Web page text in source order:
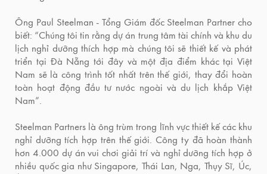
Ông Paul Steelman - Tổng Giám đốc Steelman Partner cho
biết: “Chúng tôi tin rằng dự án trung tâm tài chính và khu du
lịch nghỉ dưỡng thích hợp mà chúng tôi sẽ thiết kế và phát
triển tại Đà Nẵng tới đây và một địa điểm khác tại Việt
Nam sẽ là công trình tốt nhất trên thế giới, thay đổi hoàn
toàn hoạt động đầu tư nước ngoài và du lịch khắp Việt
Nam”.
Steelman Partners là ông trùm trong lĩnh vực thiết kế các khu
nghỉ dưỡng tích hợp trên thế giới. Công ty đã hoàn thành
hơn 4.000 dự án vui chơi giải trí và nghỉ dưỡng tích hợp ở
nhiều quốc gia như Singapore, Thái Lan, Nga, Thụy Sĩ, Úc,